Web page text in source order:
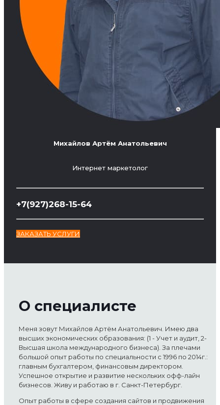
Михайлов Артём Анатольевич
Интернет маркетолог
+7(927)268-15-64
ЗАКАЗАТЬ УСЛУГИ
О специалисте
Меня зовут Михайлов Артём Анатольевич. Имею два
высших экономических образования: (1 - Учет и аудит, 2-
Высшая школа международного бизнеса). За плечами
большой опыт работы по специальности с 1996 по 2014г.:
главным бухгалтером, финансовым директором.
Успешное открытие и развитие нескольких офф-лайн
бизнесов. Живу и работаю в г. Санкт-Петербург.
Опыт работы в сфере создания сайтов и продвижения